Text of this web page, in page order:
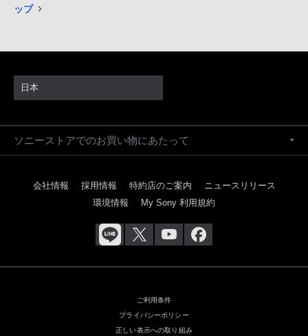
ップ
日本
ソニーストアでのお買い物にあたって
会社情報 採用情報 特約店のご案内
ニュースリリース
環境情報
My Sony 利用規約
ご利用条件
プライバシーポリシー
正しい表示への取り組み